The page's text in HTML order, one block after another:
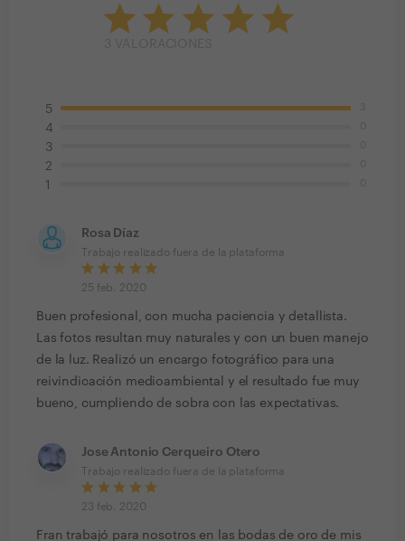
5
4
3
2
1
Rosa Díaz
Trabajo realizado fuera de la plataforma
25 feb. 2020
Buen profesional, con mucha paciencia y detallista.
Las fotos resultan muy naturales y con un buen manejo
de la luz. Realizó un encargo fotográfico para una
reivindicación medioambiental y el resultado fue muy
bueno, cumpliendo de sobra con las expectativas.
Jose Antonio Cerqueiro Otero
Trabajo realizado fuera de la plataforma
23 feb. 2020
Fran trabajó para nosotros en las bodas de oro de mis